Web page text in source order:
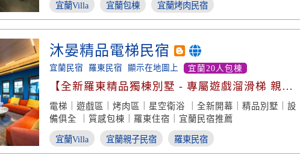
宜蘭Villa 宜蘭包棟 宜蘭烤肉民宿
沐晏精品電梯民宿
宜蘭民宿 羅東民宿 顯示在地圖上 宜蘭20人包棟
【全新羅東精品獨棟別墅 - 專屬遊戲溜滑梯 親子
戲水池】
電梯｜遊戲區｜烤肉區｜星空衛浴 ｜全新開幕｜精品別墅｜設
備俱全 ｜質感包棟｜羅東住宿｜宜蘭民宿推薦
宜蘭Villa 宜蘭親子民宿 羅東民宿